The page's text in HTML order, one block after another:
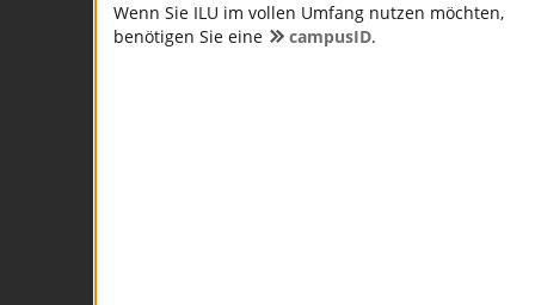
Wenn Sie ILU im vollen Umfang nutzen möchten,
benötigen Sie eine
campusID.